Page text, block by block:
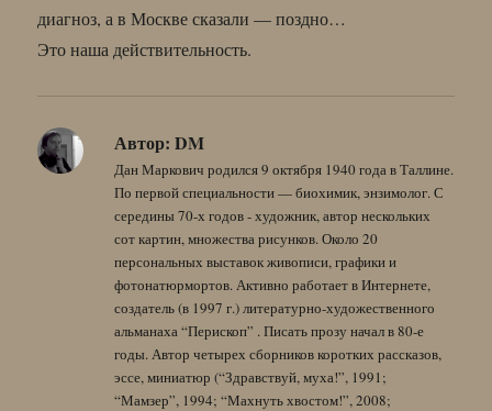
диагноз, а в Москве сказали — поздно…
Это наша действительность.
Автор: DM
Дан Маркович родился 9 октября 1940 года в Таллине.
По первой специальности — биохимик, энзимолог. С
середины 70-х годов - художник, автор нескольких
сот картин, множества рисунков. Около 20
персональных выставок живописи, графики и
фотонатюрмортов. Активно работает в Интернете,
создатель (в 1997 г.) литературно-художественного
альманаха “Перископ” . Писать прозу начал в 80-е
годы. Автор четырех сборников коротких рассказов,
эссе, миниатюр (“Здравствуй, муха!”, 1991;
“Мамзер”, 1994; “Махнуть хвостом!”, 2008;